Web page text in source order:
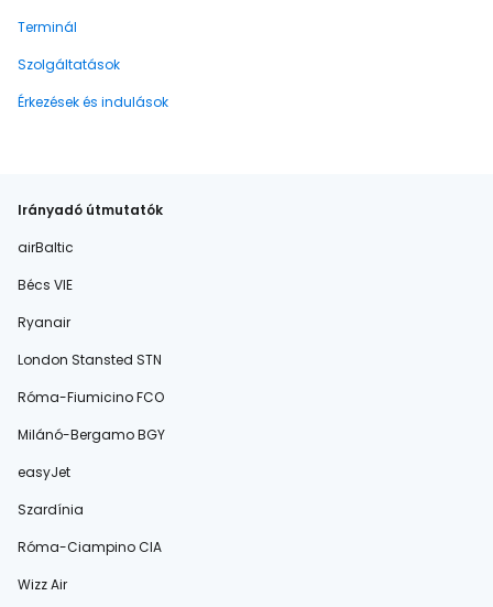
Terminál
Szolgáltatások
Érkezések és indulások
Irányadó útmutatók
airBaltic
Bécs VIE
Ryanair
London Stansted STN
Róma-Fiumicino FCO
Milánó-Bergamo BGY
easyJet
Szardínia
Róma-Ciampino CIA
Wizz Air